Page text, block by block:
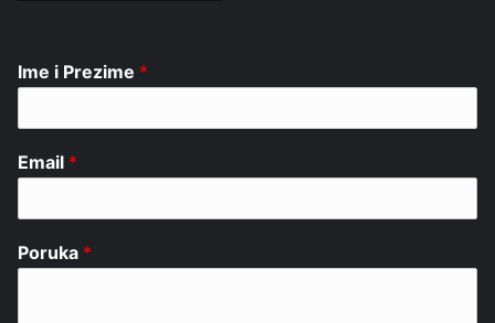
Ime i Prezime *
Email *
Poruka *